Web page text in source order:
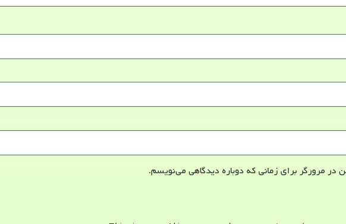
در مرورگر برای زمانی که دوباره دیدگاهی می‌نویسم.